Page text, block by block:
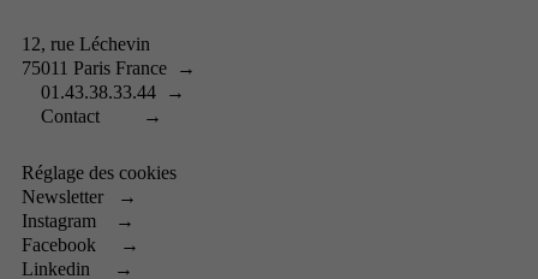
12, rue Léchevin
75011 Paris France →
01.43.38.33.44 →
Contact →
Réglage des cookies
Newsletter →
Instagram →
Facebook →
Linkedin →